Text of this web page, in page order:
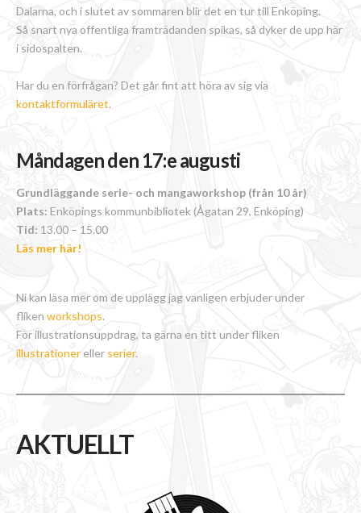
Dalarna, och i slutet av sommaren blir det en tur till Enköping.
Så snart nya offentliga framträdanden spikas, så dyker de upp här
i sidospalten.
Har du en förfrågan? Det går fint att höra av sig via
kontaktformuläret.
Måndagen den 17:e augusti
Grundläggande serie- och mangaworkshop (från 10 år)
Plats: Enköpings kommunbibliotek (Ågatan 29, Enköping)
Tid: 13.00 – 15.00
Läs mer här!
Ni kan läsa mer om de upplägg jag vanligen erbjuder under
fliken workshops.
För illustrationsuppdrag, ta gärna en titt under fliken
illustrationer eller serier.
AKTUELLT